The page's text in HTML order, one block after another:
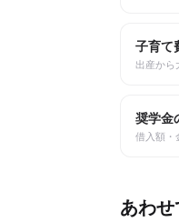
子育て
出産から
奨学金
借入額・
あわ